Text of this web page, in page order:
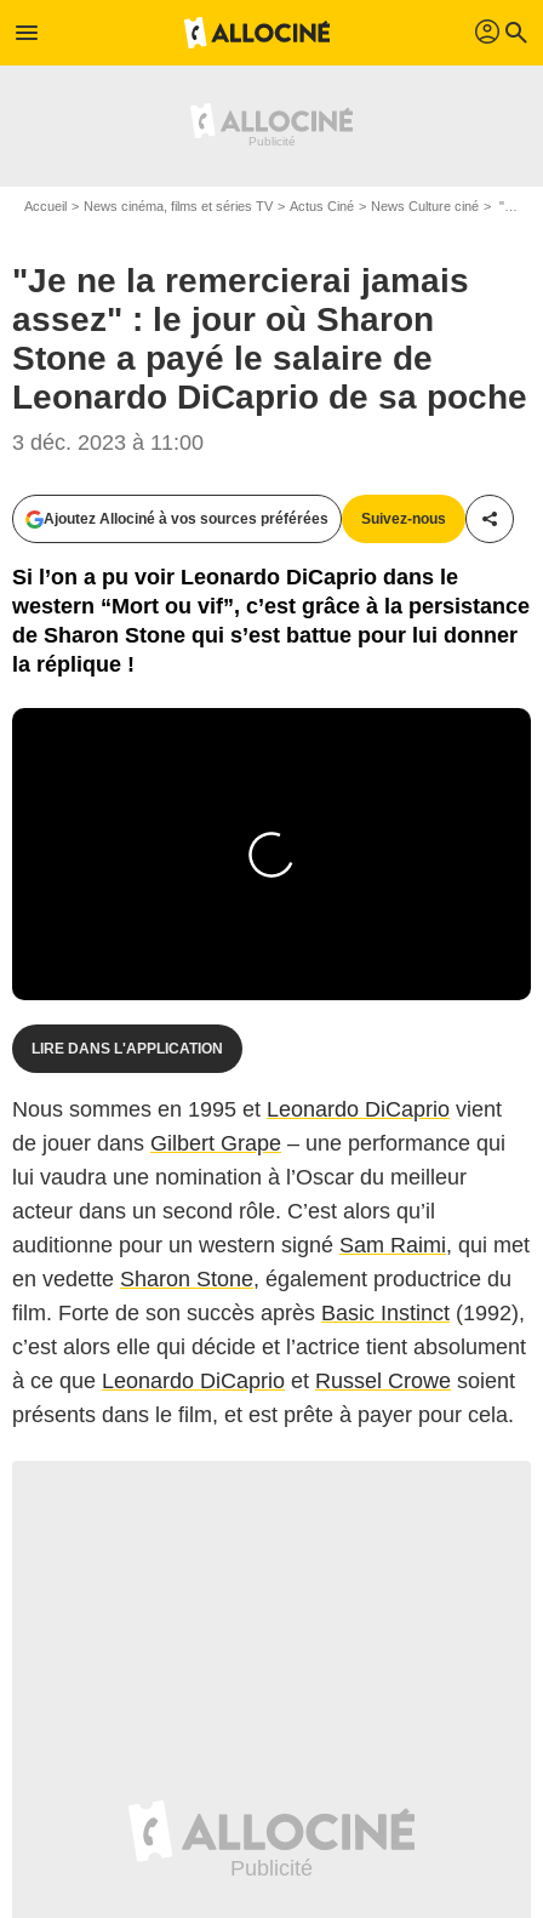
menu profil search
Accueil News cinéma, films et séries TV Actus Ciné News Culture ciné "Je ne la remercierai jamais assez" : le jour où Sharon Stone a payé le salaire de Leonardo DiCaprio de sa poche
"Je ne la remercierai jamais
assez" : le jour où Sharon
Stone a payé le salaire de
Leonardo DiCaprio de sa poche
3 déc. 2023 à 11:00
Ajoutez Allociné à vos sources préférées Suivez-nous
Si l’on a pu voir Leonardo DiCaprio dans le
western “Mort ou vif”, c’est grâce à la persistance
de Sharon Stone qui s’est battue pour lui donner
la réplique !
LIRE DANS L'APPLICATION
Nous sommes en 1995 et Leonardo DiCaprio vient
de jouer dans Gilbert Grape – une performance qui
lui vaudra une nomination à l’Oscar du meilleur
acteur dans un second rôle. C’est alors qu’il
auditionne pour un western signé Sam Raimi, qui met
en vedette Sharon Stone, également productrice du
film. Forte de son succès après Basic Instinct (1992),
c’est alors elle qui décide et l’actrice tient absolument
à ce que Leonardo DiCaprio et Russel Crowe soient
présents dans le film, et est prête à payer pour cela.